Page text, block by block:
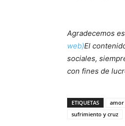
Agradecemos
web)El
sociales,
con fines de
ETIQUETAS
sufrimiento y cruz